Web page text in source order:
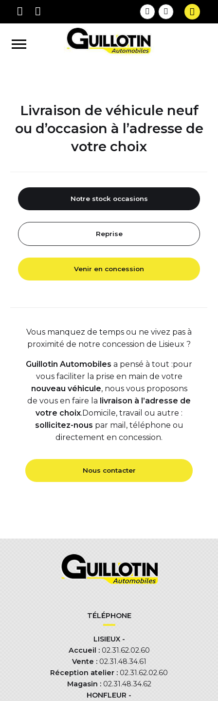
Livraison de véhicule neuf
ou d’occasion à l’adresse de
votre choix
Notre stock occasions
Reprise
Venir en concession
Vous manquez de temps ou ne vivez pas à
proximité de notre concession de Lisieux ?
Guillotin Automobiles a pensé à tout :pour
vous faciliter la prise en main de votre
nouveau véhicule, nous vous proposons
de vous en faire la livraison à l’adresse de
votre choix.Domicile, travail ou autre :
sollicitez-nous par mail, téléphone ou
directement en concession.
Nous contacter
TÉLÉPHONE
LISIEUX -
Accueil :02.31.62.02.60
Vente :02.31.48.34.61
Réception atelier : 02.31.62.02.60
Magasin :02.31.48.34.62
HONFLEUR -